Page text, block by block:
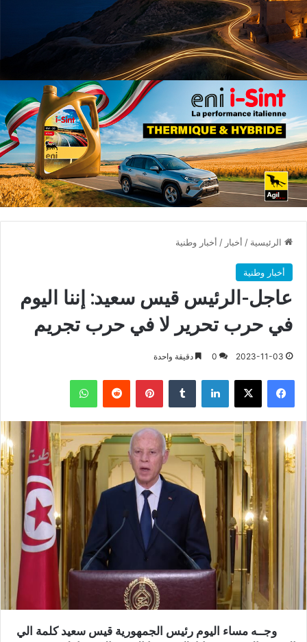
الرئيسية / أخبار / أخبار وطنية
أخبار وطنية
عاجل-الرئيس قيس سعيد: إننا اليوم
في حرب تحرير لا في حرب تجريم
2023-11-03
0 دقيقة واحدة
فيسبوك X لينكدإن بينتيريست واتساب
وجــه مساء اليوم رئيس الجمهورية قيس سعيد كلمة الي